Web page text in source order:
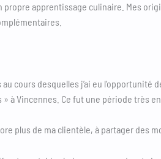
propre apprentissage culinaire. Mes
cours desquelles j’ai eu
à Vincennes. Ce fut une période très
plus de ma clientèle, à partager des